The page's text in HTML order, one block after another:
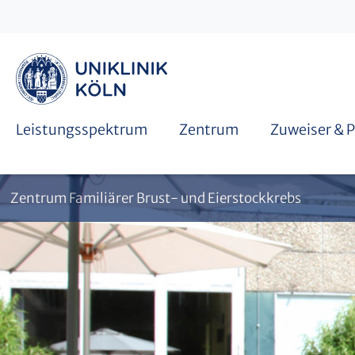
Leistungsspektrum Zentrum
Zertifizierte Qualität
Zuweiser &
Zentrum Familiärer Brust- und Eierstockkrebs